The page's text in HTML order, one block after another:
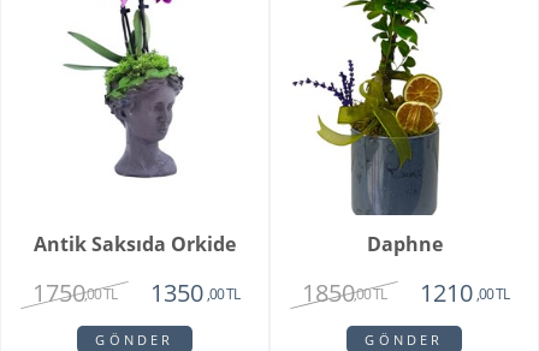
Antik Saksıda Orkide
1750,00 TL 1350 ,00 TL
GÖNDER
Daphne
1850,00 TL 1210 ,00 TL
GÖNDER